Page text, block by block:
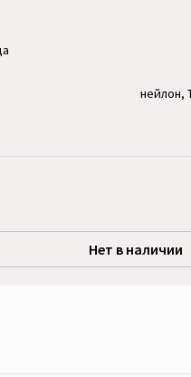
нейлон,
Нет в наличии